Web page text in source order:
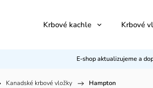
Krbové kachle Krbové
E-shop aktualizujeme a
Kanadské krbové vložky / Hampton